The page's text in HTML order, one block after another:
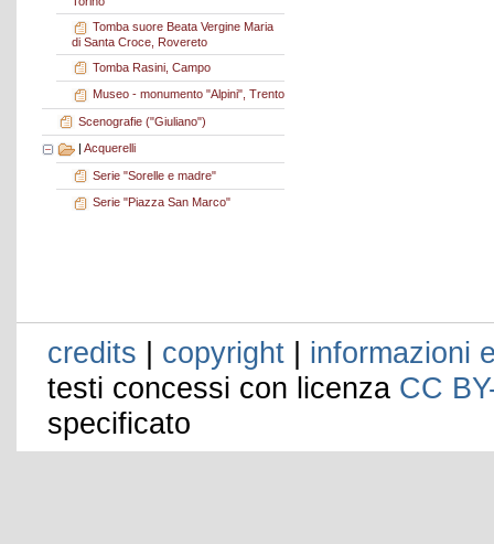
Tomba suore Beata Vergine Maria
di Santa Croce, Rovereto
Tomba Rasini, Campo
Museo - monumento "Alpini", Trento
Scenografie ("Giuliano")
Acquerelli
Serie "Sorelle e madre"
Serie "Piazza San Marco"
credits | copyright | informazioni
testi concessi con licenza CC
specificato